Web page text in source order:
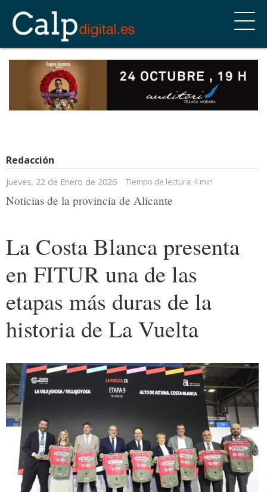
Redacción
Jueves, 22 de Enero de 2026 Tiempo de lectura: 4 min
Noticias de la provincia de Alicante
La Costa Blanca presenta
en FITUR una de las
etapas más duras de la
historia de La Vuelta